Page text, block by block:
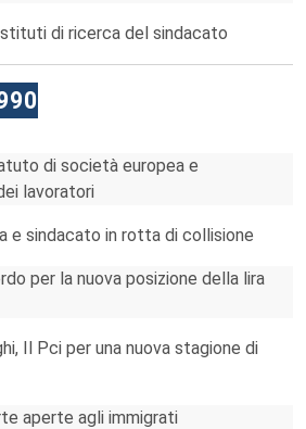
di ricerca del sindacato
di società europea e
lavoratori
e sindacato in rotta di collisione
per la nuova posizione della lira
Il Pci per una nuova stagione di
aperte agli immigrati